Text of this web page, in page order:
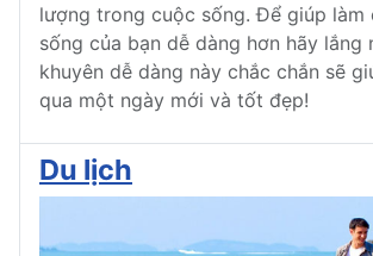
lượng trong cuộc sống. Để giúp làm
sống của bạn dễ dàng hơn hãy lắng
khuyên dễ dàng này chắc chắn sẽ
qua một ngày mới và tốt đẹp!
Du lịch